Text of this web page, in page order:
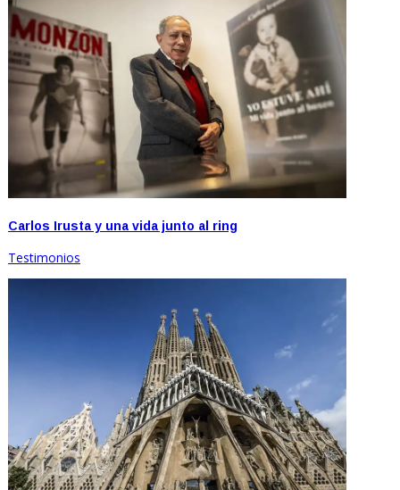
Carlos Irusta y una vida junto al ring
Testimonios